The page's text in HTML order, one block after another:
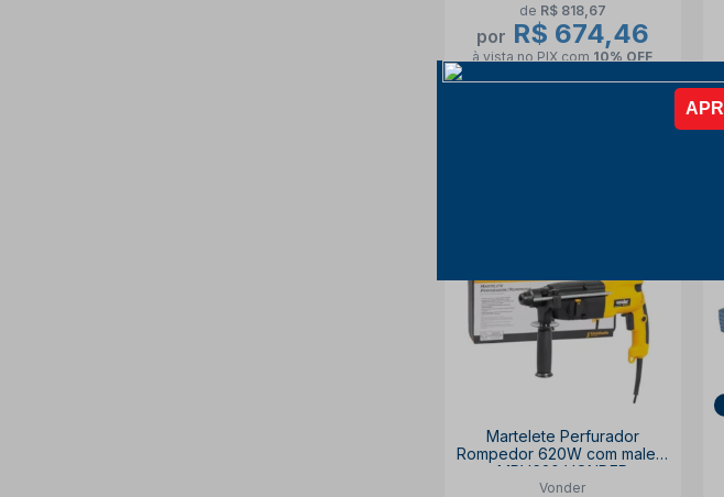
de R$ 818,67
por R$ 674,46
à vista no PIX com 10% OFF
6x deR$ 124,90
Martelete Perfurador
Rompedor 620W com maleta
MPV620 VONDER
Vonder